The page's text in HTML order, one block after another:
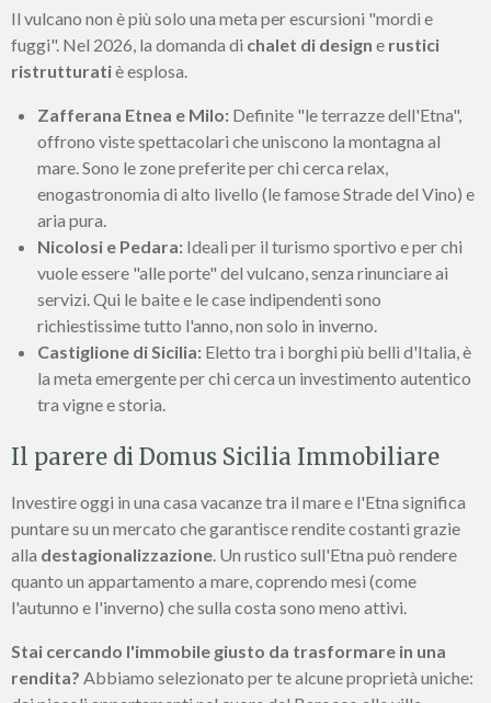
Il vulcano non è più solo una meta per escursioni "mordi e
fuggi". Nel 2026, la domanda di chalet di design e rustici
ristrutturatiè esplosa.
Zafferana Etnea e Milo: Definite "le terrazze dell'Etna",
offrono viste spettacolari che uniscono la montagna al
mare. Sono le zone preferite per chi cerca relax,
enogastronomia di alto livello (le famose Strade del Vino) e
aria pura.
Nicolosi e Pedara: Ideali per il turismo sportivo e per chi
vuole essere "alle porte" del vulcano, senza rinunciare ai
servizi. Qui le baite e le case indipendenti sono
richiestissime tutto l'anno, non solo in inverno.
Castiglione di Sicilia: Eletto tra i borghi più belli d'Italia, è
la meta emergente per chi cerca un investimento autentico
tra vigne e storia.
Il parere di Domus Sicilia Immobiliare
Investire oggi in una casa vacanze tra il mare e l'Etna significa
puntare su un mercato che garantisce rendite costanti grazie
alla destagionalizzazione . Un rustico sull'Etna può rendere
quanto un appartamento a mare, coprendo mesi (come
l'autunno e l'inverno) che sulla costa sono meno attivi.
Stai cercando l'immobile giusto da trasformare in una
rendita? Abbiamo selezionato per te alcune proprietà uniche: